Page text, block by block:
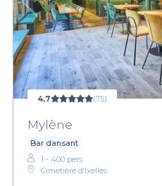
4,7 (75)
Mylène
Bar dansant
1 - 400 pers.
Cimetière d’Ixelles